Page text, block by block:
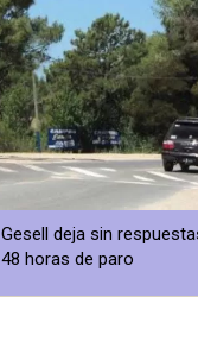
deja sin
horas de paro